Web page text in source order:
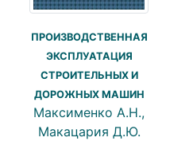
ПРОИЗВОДСТВЕННАЯ
ЭКСПЛУАТАЦИЯ
СТРОИТЕЛЬНЫХ И
ДОРОЖНЫХ МАШИН
Максименко А.Н.,
Макацария Д.Ю.